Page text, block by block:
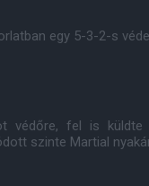
egy 5-3-2-s
védőre, fel is
szinte Martial